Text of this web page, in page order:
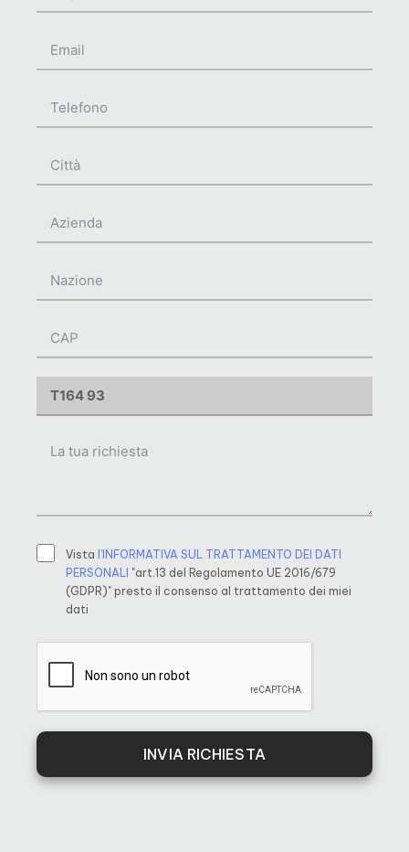
Vista l’INFORMATIVA SUL TRATTAMENTO DEI DATI
PERSONALI
"art.13 del Regolamento UE 2016/679
(GDPR)" presto il consenso al trattamento dei miei
dati
INVIA RICHIESTA